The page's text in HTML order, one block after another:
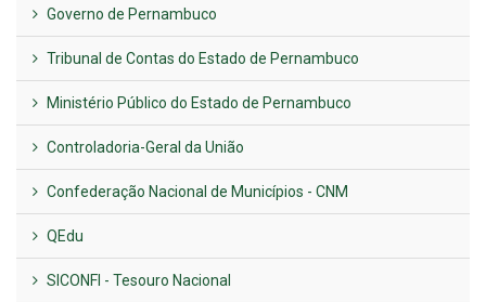
Governo de Pernambuco
Tribunal de Contas do Estado de Pernambuco
Ministério Público do Estado de Pernambuco
Controladoria-Geral da União
Confederação Nacional de Municípios - CNM
QEdu
SICONFI - Tesouro Nacional